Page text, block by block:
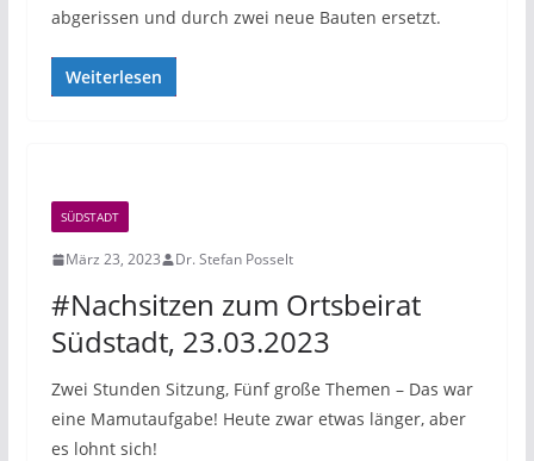
abgerissen und durch zwei neue Bauten ersetzt.
Weiterlesen
SÜDSTADT
März 23, 2023 Dr. Stefan Posselt
#Nachsitzen zum Ortsbeirat
Südstadt, 23.03.2023
Zwei Stunden Sitzung, Fünf große Themen – Das war
eine Mamutaufgabe! Heute zwar etwas länger, aber
es lohnt sich!